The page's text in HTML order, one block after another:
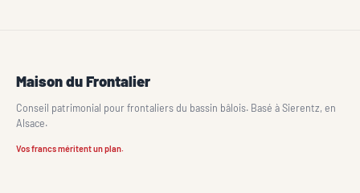
Maison du Frontalier
Conseil patrimonial pour frontaliers du bassin bâlois. Basé à Sierentz, en
Alsace.
Vos francs méritent un plan.